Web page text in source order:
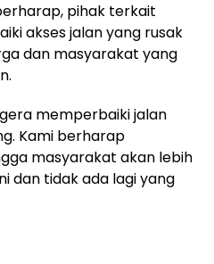
pihak terkait
akses jalan yang rusak
dan masyarakat yang
memperbaiki jalan
Kami berharap
masyarakat akan lebih
dan tidak ada lagi yang